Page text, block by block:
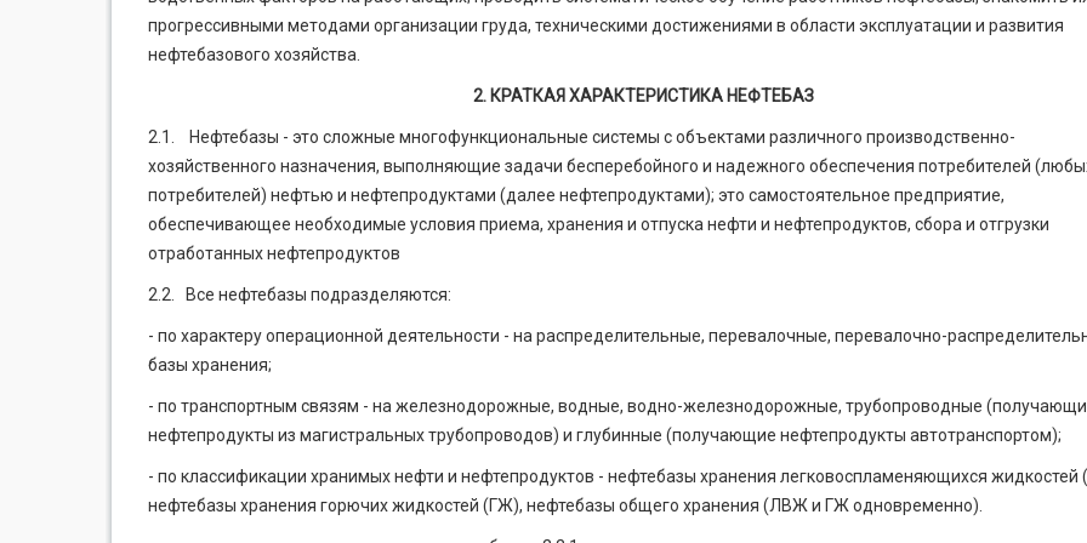
прогрессивными методами организации груда, техническими достижениями в области эксплуатации и развития
нефтебазового хозяйства.
2. КРАТКАЯ ХАРАКТЕРИСТИКА НЕФТЕБАЗ
2.1. Нефтебазы - это сложные многофункциональные системы с объектами различного производственно-
хозяйственного назначения, выполняющие задачи бесперебойного и надежного обеспечения потребителей
потребителей) нефтью и нефтепродуктами (далее нефтепродуктами); это самостоятельное предприятие,
обеспечивающее необходимые условия приема, хранения и отпус­ка нефти и нефтепродуктов, сбора и отгрузки
отработанных нефтепродуктов
2.2. Все нефтебазы подразделяются:
- по характеру операционной деятельности - на распределительные, перевалочные, перевалочно-
базы хранения;
- по транспортным связям - на железнодорожные, водные, водно-железнодорожные, трубопроводные
нефтепродукты из магистральных трубопроводов) и глубинные (получающие нефтепродукты автотранспортом);
- по классификации хранимых нефти и нефтепродуктов - нефтебазы хранения легковоспламеняющихся
нефтебазы хранения горючих жидкостей (ГЖ), нефтебазы общего хранения (ЛВЖ и ГЖ одновременно).